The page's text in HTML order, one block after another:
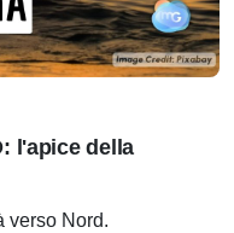
l'apice della
verso Nord.